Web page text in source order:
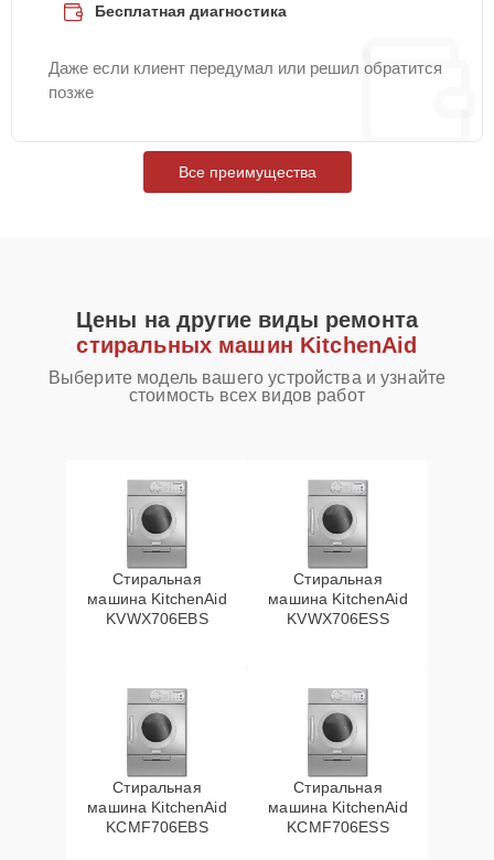
Бесплатная диагностика
Даже если клиент передумал или решил обратится
позже
Все преимущества
Цены на другие виды ремонта
стиральных машин KitchenAid
Выберите модель вашего устройства и узнайте
стоимость всех видов работ
Стиральная
машина KitchenAid
KVWX706EBS
Стиральная
машина KitchenAid
KVWX706ESS
Стиральная
машина KitchenAid
KCMF706EBS
Стиральная
машина KitchenAid
KCMF706ESS